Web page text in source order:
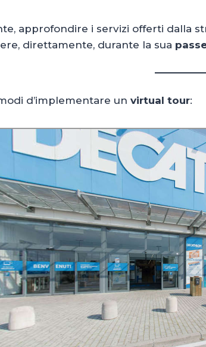
approfondire i servizi offerti dalla
direttamente, durante la sua
d’implementare un virtual tour: